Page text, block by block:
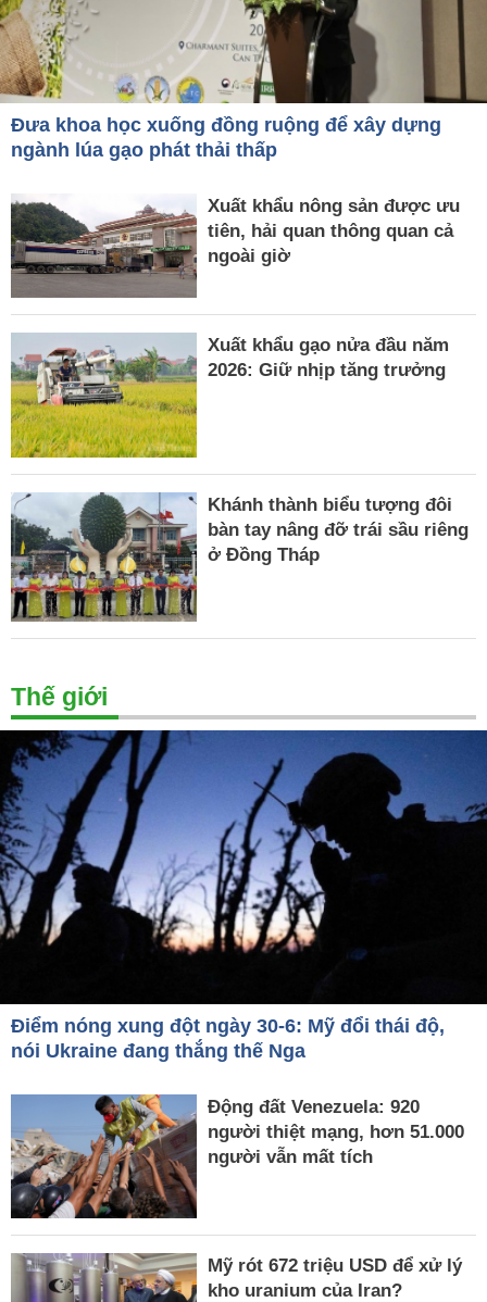
Đưa khoa học xuống đồng ruộng để xây dựng
ngành lúa gạo phát thải thấp
Xuất khẩu nông sản được ưu
tiên, hải quan thông quan cả
ngoài giờ
Xuất khẩu gạo nửa đầu năm
2026: Giữ nhịp tăng trưởng
Khánh thành biểu tượng đôi
bàn tay nâng đỡ trái sầu riêng
ở Đồng Tháp
Thế giới
Điểm nóng xung đột ngày 30-6: Mỹ đổi thái độ,
nói Ukraine đang thắng thế Nga
Động đất Venezuela: 920
người thiệt mạng, hơn 51.000
người vẫn mất tích
Mỹ rót 672 triệu USD để xử lý
kho uranium của Iran?